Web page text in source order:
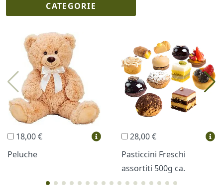
CATEGORIE
I più scelti
Profumi Collane Lussoni®
Trudi® THUN®
Regali Personalizzati
18,00 €
Peluche
28,00 €
Pasticcini Freschi
assortiti 500g ca.